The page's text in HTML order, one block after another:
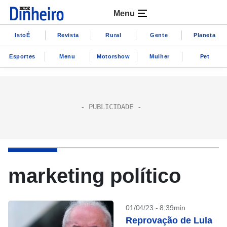
Menu
IstoÉ Revista Rural Gente Planeta
Esportes Menu Motorshow Mulher Pet
marketing político
01/04/23 - 8:39min
Reprovação de Lula